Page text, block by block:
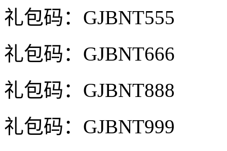
礼包码：GJBNT555
礼包码：GJBNT666
礼包码：GJBNT888
礼包码：GJBNT999